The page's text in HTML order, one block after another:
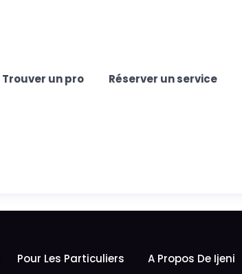
Trouver un pro Réserver un service
Pour Les Particuliers
A Propos De Ijeni